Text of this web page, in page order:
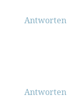
Antworten
Antworten